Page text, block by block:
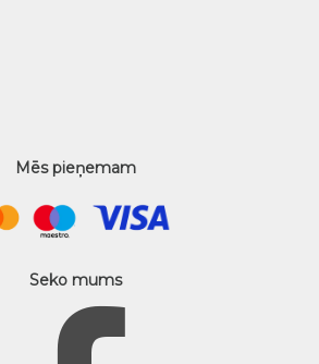
Mēs pieņemam
Seko mums